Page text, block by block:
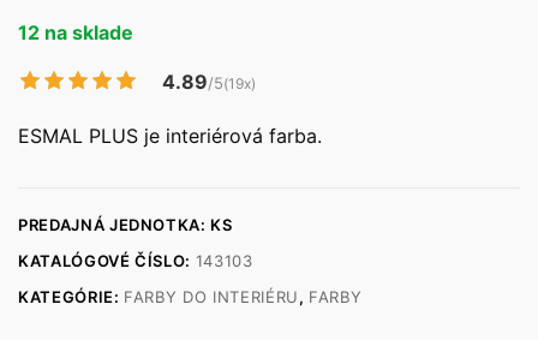
12 na sklade
4.89/5(19x)
ESMAL PLUS je interiérová farba.
PREDAJNÁ JEDNOTKA: KS
KATALÓGOVÉ ČÍSLO: 143103
KATEGÓRIE: FARBY DO INTERIÉRU, FARBY